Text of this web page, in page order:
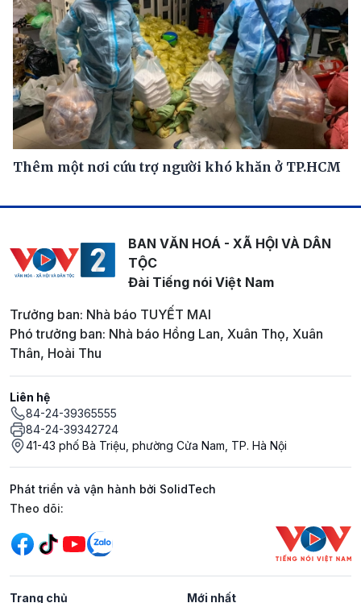
Thêm một nơi cứu trợ người khó khăn ở TP.HCM
BAN VĂN HOÁ - XÃ HỘI VÀ DÂN
TỘC
Đài Tiếng nói Việt Nam
Trưởng ban: Nhà báo TUYẾT MAI
Phó trưởng ban: Nhà báo Hồng Lan, Xuân Thọ, Xuân
Thân, Hoài Thu
Liên hệ
84-24-39365555
84-24-39342724
41-43 phố Bà Triệu, phường Cửa Nam, TP. Hà Nội
Phát triển và vận hành bởi SolidTech
Mạng xã hội
Theo dõi:
Trang chủ Mới nhất